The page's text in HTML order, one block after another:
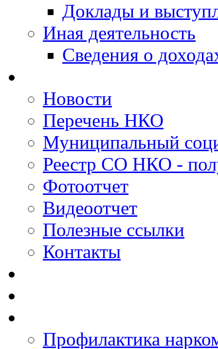
Доклады и
Иная деятельность
Сведения о
Новости
Перечень НКО
Муниципальный
Реестр СО НКО -
Фотоотчет
Видеоотчет
Полезные ссылки
Контакты
Профилактика